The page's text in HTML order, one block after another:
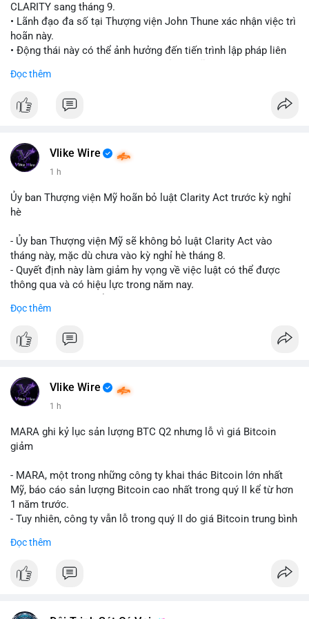
CLARITY sang tháng 9.
• Lãnh đạo đa số tại Thượng viện John Thune xác nhận việc trì
hoãn này.
• Động thái này có thể ảnh hưởng đến tiến trình lập pháp liên
📰 Nguồn: Cointelegraph
Đọc thêm
Vlike Wire
1 h
Ủy ban Thượng viện Mỹ hoãn bỏ luật Clarity Act trước kỳ nghỉ
hè
- Ủy ban Thượng viện Mỹ sẽ không bỏ luật Clarity Act vào
tháng này, mặc dù chưa vào kỳ nghỉ hè tháng 8.
- Quyết định này làm giảm hy vọng về việc luật có thể được
thông qua và có hiệu lực trong năm nay.
mục chứng chỉ cho tài sản số tại Mỹ.
và phát triển thị trường crypto tại Mỹ.
#vlikevn #titanbot
📰 Nguồn: CoinDesk
Đọc thêm
Vlike Wire
1 h
MARA ghi kỷ lục sản lượng BTC Q2 nhưng lỗ vì giá Bitcoin
giảm
- MARA, một trong những công ty khai thác Bitcoin lớn nhất
Mỹ, báo cáo sản lượng Bitcoin cao nhất trong quý II kể từ hơn
1 năm trước.
- Tuy nhiên, công ty vẫn lỗ trong quý II do giá Bitcoin trung bình
- Sự tăng sản lượng không đủ bù đắp cho sự suy giảm giá trị
Đọc thêm